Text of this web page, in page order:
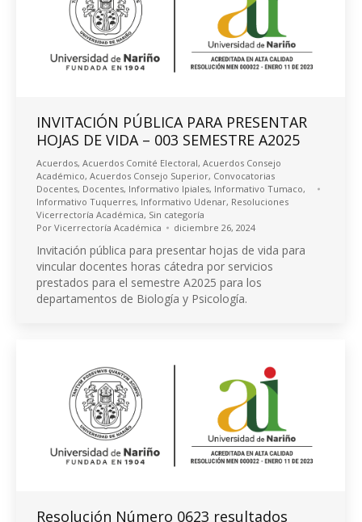
INVITACIÓN PÚBLICA PARA PRESENTAR
HOJAS DE VIDA – 003 SEMESTRE A2025
Acuerdos, Acuerdos Comité Electoral, Acuerdos Consejo
Académico, Acuerdos Consejo Superior, Convocatorias
Docentes, Docentes, Informativo Ipiales, Informativo Tumaco,
Informativo Tuquerres, Informativo Udenar, Resoluciones
Vicerrectoría Académica, Sin categoría
Por Vicerrectoría Académica diciembre 26, 2024
Invitación pública para presentar hojas de vida para
vincular docentes horas cátedra por servicios
prestados para el semestre A2025 para los
departamentos de Biología y Psicología.
Resolución Número 0623 resultados